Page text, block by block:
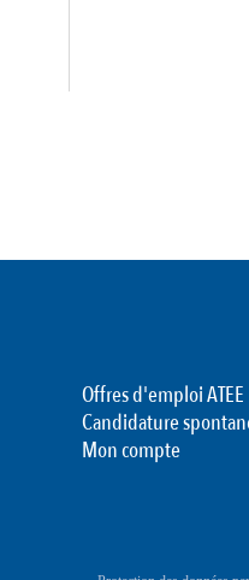
Offres d'emploi ATEE
Candidature
Mon compte